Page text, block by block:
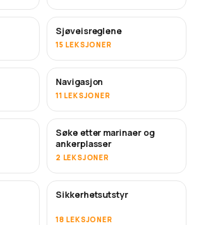
Sjøveisreglene
15 LEKSJONER
Navigasjon
11 LEKSJONER
Søke etter marinaer og
ankerplasser
2 LEKSJONER
Sikkerhetsutstyr
18 LEKSJONER